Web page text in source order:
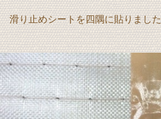
滑り止めシートを四隅に貼りました